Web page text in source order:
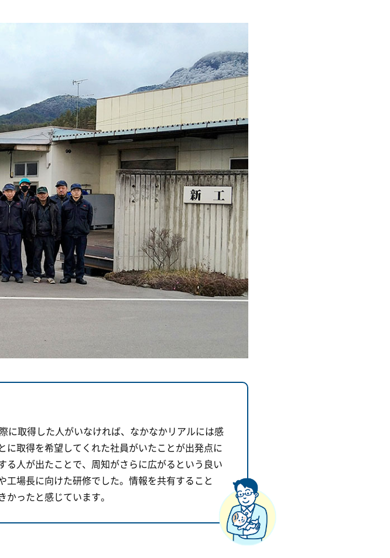
に取得した人がいなければ、なかなかリアルには感
取得を希望してくれた社員がいたことが出発点に
人が出たことで、周知がさらに広がるという良い
場長に向けた研修でした。情報を共有すること
ったと感じています。